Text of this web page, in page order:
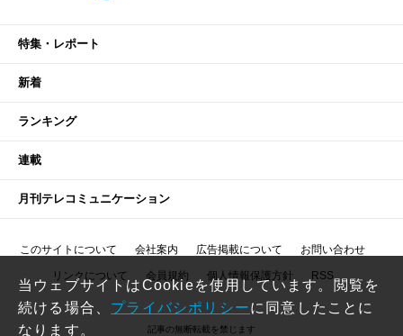
特集・レポート
新着
ランキング
連載
月刊テレコミュニケーション
このサイトについて 会社案内 広告掲載について お問い合わせ
リンクについて 会員規約 個人情報保護方針 RSS
記事の無断転載を禁じます
当ウェブサイトはCookieを使用しています。閲覧を
続ける場合、 プライバシポリシーに同意したことに
なります。